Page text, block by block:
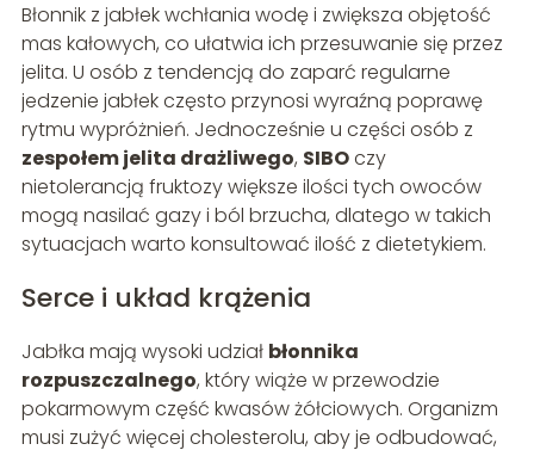
Błonnik z jabłek wchłania wodę i zwiększa objętość
mas kałowych, co ułatwia ich przesuwanie się przez
jelita. U osób z tendencją do zaparć regularne
jedzenie jabłek często przynosi wyraźną poprawę
rytmu wypróżnień. Jednocześnie u części osób z
zespołem jelita drażliwego, SIBOczy
nietolerancją fruktozy większe ilości tych owoców
mogą nasilać gazy i ból brzucha, dlatego w takich
sytuacjach warto konsultować ilość z dietetykiem.
Serce i układ krążenia
Jabłka mają wysoki udział błonnika
rozpuszczalnego, który wiąże w przewodzie
pokarmowym część kwasów żółciowych. Organizm
musi zużyć więcej cholesterolu, aby je odbudować,